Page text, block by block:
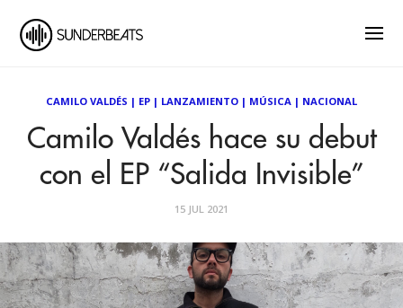
CAMILO VALDÉS | EP | LANZAMIENTO | MÚSICA | NACIONAL
Camilo Valdés hace su debut
con el EP “Salida Invisible”
15 JUL 2021